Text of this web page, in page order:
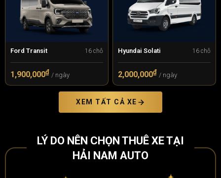
Ford Transit 16 chỗ
1,900,000₫ / ngày
Hyundai Solati 16 chỗ
2,000,000₫ / ngày
XEM TẤT CẢ XE
LÝ DO NÊN CHỌN THUÊ XE TẠI
HẢI NAM AUTO